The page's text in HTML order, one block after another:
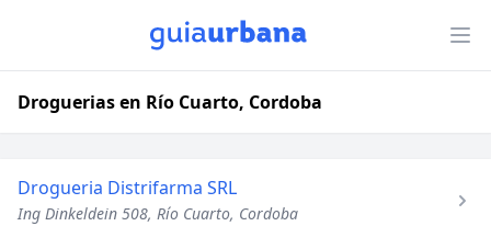
Droguerias en Río Cuarto, Cordoba
Drogueria Distrifarma SRL
Ing Dinkeldein 508, Río Cuarto, Cordoba